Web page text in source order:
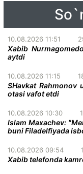
10.08.2026 11:51
Xabib
aytdi
10.08.2026 11:15
SHavkat
otasi vafot etdi
10.08.2026 10:30
Islam Maxachev:
buni Filadelfiyada
10.08.2026 09:54
Xabib telefonda